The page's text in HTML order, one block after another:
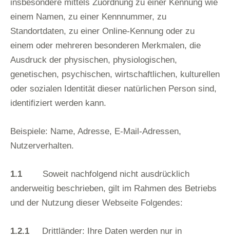
insbesondere mittels Zuordnung zu einer Kennung wie
einem Namen, zu einer Kennnummer, zu
Standortdaten, zu einer Online-Kennung oder zu
einem oder mehreren besonderen Merkmalen, die
Ausdruck der physischen, physiologischen,
genetischen, psychischen, wirtschaftlichen, kulturellen
oder sozialen Identität dieser natürlichen Person sind,
identifiziert werden kann.
Beispiele: Name, Adresse, E-Mail-Adressen,
Nutzerverhalten.
1.1 Soweit nachfolgend nicht ausdrücklich
anderweitig beschrieben, gilt im Rahmen des Betriebs
und der Nutzung dieser Webseite Folgendes:
1.2.1
Drittländer: Ihre Daten werden nur in